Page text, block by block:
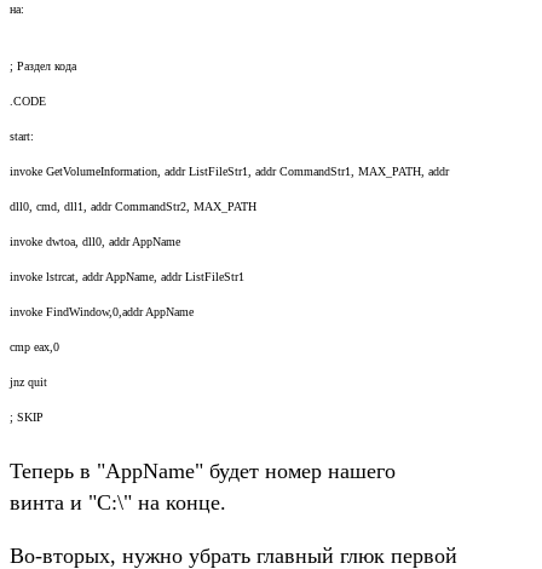
на:
; Раздел кода
.CODE
start:
invoke GetVolumeInformation, addr ListFileStr1, addr CommandStr1, MAX_PATH, addr
dll0, cmd, dll1, addr CommandStr2, MAX_PATH
invoke dwtoa, dll0, addr AppName
invoke lstrcat, addr AppName, addr ListFileStr1
invoke FindWindow,0,addr AppName
cmp eax,0
jnz quit
; SKIP
Теперь в "AppName" будет номер нашего
винта и "C:\" на конце.
Во-вторых, нужно убрать главный глюк первой